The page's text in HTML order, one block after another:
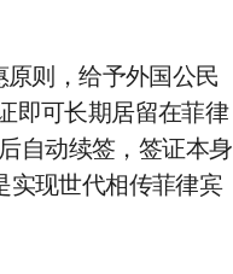
则，给予外国公民
即可长期居留在菲律
自动续签，签证本身
实现世代相传菲律宾